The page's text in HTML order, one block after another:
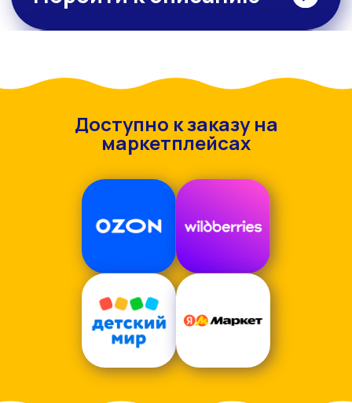
Доступно к заказу на
маркетплейсах